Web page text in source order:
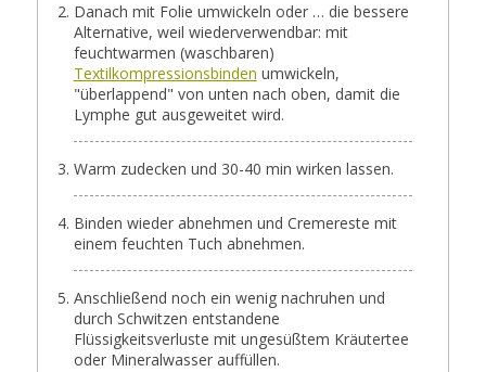
Danach mit Folie umwickeln oder … die bessere
Alternative, weil wiederverwendbar: mit
feuchtwarmen (waschbaren)
Textilkompressionsbinden umwickeln,
"überlappend" von unten nach oben, damit die
Lymphe gut ausgeweitet wird.
Warm zudecken und 30-40 min wirken lassen.
Binden wieder abnehmen und Cremereste mit
einem feuchten Tuch abnehmen.
Anschließend noch ein wenig nachruhen und
durch Schwitzen entstandene
Flüssigkeitsverluste mit ungesüßtem Kräutertee
oder Mineralwasser auffüllen.